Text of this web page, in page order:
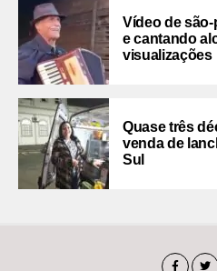
Vídeo de
e cantando
visualizações
Quase três
venda de
Sul